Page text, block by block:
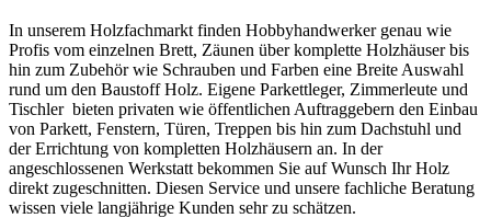
In unserem Holzfachmarkt finden Hobbyhandwerker genau wie
Profis vom einzelnen Brett, Zäunen über komplette Holzhäuser bis
hin zum Zubehör wie Schrauben und Farben eine Breite Auswahl
rund um den Baustoff Holz. Eigene Parkettleger, Zimmerleute und
Tischler bieten privaten wie öffentlichen Auftraggebern den Einbau
von Parkett, Fenstern, Türen, Treppen bis hin zum Dachstuhl und
der Errichtung von kompletten Holzhäusern an. In der
angeschlossenen Werkstatt bekommen Sie auf Wunsch Ihr Holz
direkt zugeschnitten. Diesen Service und unsere fachliche Beratung
wissen viele langjährige Kunden sehr zu schätzen.